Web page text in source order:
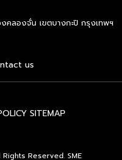
คลองจั่น เขตบางกะปิ กรุงเทพฯ
us
SITEMAP
Reserved. SME